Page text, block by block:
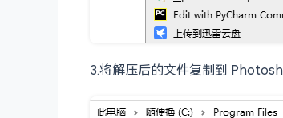
3.将解压后的文件复制到